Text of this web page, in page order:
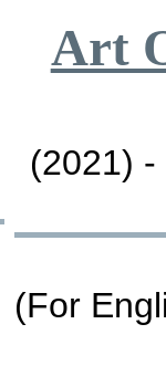
Art
(2021) -
(For